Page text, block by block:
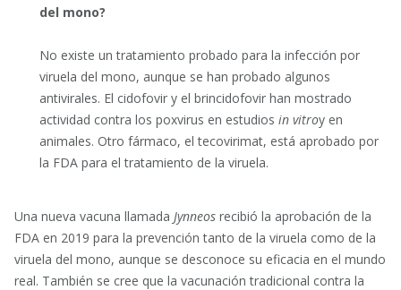
del mono?
No existe un tratamiento probado para la infección por
viruela del mono, aunque se han probado algunos
antivirales. El cidofovir y el brincidofovir han mostrado
actividad contra los poxvirus en estudios in vitroy en
animales. Otro fármaco, el tecovirimat, está aprobado por
la FDA para el tratamiento de la viruela.
Una nueva vacuna llamada Jynneos recibió la aprobación de la
FDA en 2019 para la prevención tanto de la viruela como de la
viruela del mono, aunque se desconoce su eficacia en el mundo
real. También se cree que la vacunación tradicional contra la